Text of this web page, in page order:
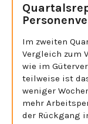
Im zweiten
Vergleich zum
wie im
teilweise ist
weniger
mehr
der Rückgang